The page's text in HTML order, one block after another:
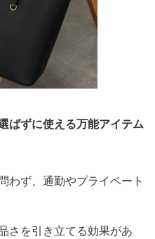
ばずに使える万能アイテム
わず、通勤やプライベート
さを引き立てる効果があ